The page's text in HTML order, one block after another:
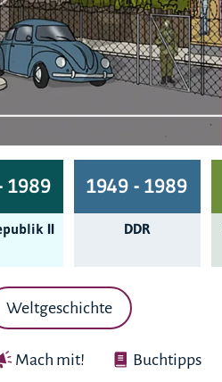
1989
II
1949 - 1989
DDR
Weltgeschichte
Mach mit! Buchtipps